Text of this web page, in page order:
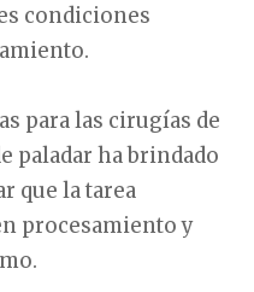
condiciones
para las cirugías de
paladar ha brindado
que la tarea
procesamiento y